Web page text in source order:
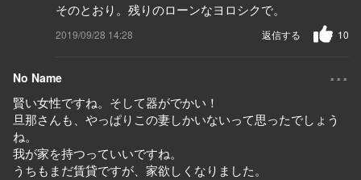
そのとおり。残りのローンなヨロシクで。
2019/09/28 14:28 10
返信する
No Name ...
賢い女性ですね。そして器がでかい！
旦那さんも、やっぱりこの妻しかいないって思ったでしょう
ね。
我が家を持つっていいですね。
うちもまだ賃貸ですが、家欲しくなりました。